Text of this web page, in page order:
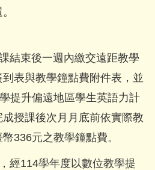
結束後一週內繳交遠距教學
表與教學鐘點費附件表，並
提升偏遠地區學生英語力計
授課後次月月底前依實際教
336元之教學鐘點費。
經114學年度以數位教學提